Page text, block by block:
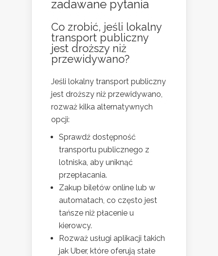
zadawane pytania
Co zrobić, jeśli lokalny
transport publiczny
jest droższy niż
przewidywano?
Jeśli lokalny transport publiczny
jest droższy niż przewidywano,
rozważ kilka alternatywnych
opcji:
Sprawdź dostępność
transportu publicznego z
lotniska, aby uniknąć
przepłacania.
Zakup biletów online lub w
automatach, co często jest
tańsze niż płacenie u
kierowcy.
Rozważ usługi aplikacji takich
jak Uber, które oferują stałe